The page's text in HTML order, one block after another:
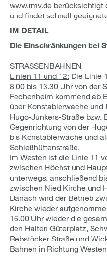
www.rmv.de berücksichtigt
und findet schnell
IM DETAIL
Die Einschränkungen bei
STRASSENBAHNEN
Linien 11 und 12: Die Linie
8.00 bis 13.30 Uhr von der
Fechenheim kommend ab
über Konstablerwache
Hugo-Junkers-Straße bzw.
Gegenrichtung von der
bis Konstablerwache und
Schießhüttenstraße.
Im Westen ist die Linie 11
zwischen Höchst und
unterwegs, anschließend
zwischen Nied Kirche und
Danach wird der Betrieb
Kirche wieder
16.00 Uhr wieder die
den Halten Güterplatz,
Rebstöcker Straße und
Bahnen in Richtung